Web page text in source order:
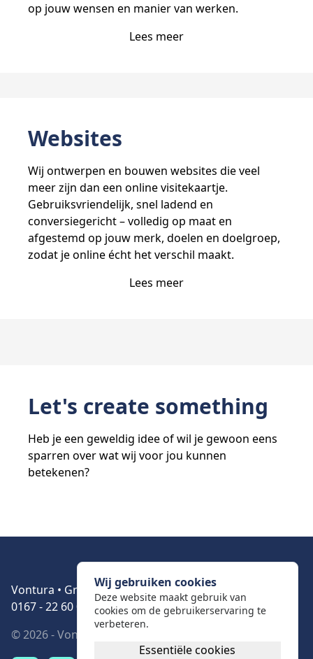
op jouw wensen en manier van werken.
Lees meer
Websites
Wij ontwerpen en bouwen websites die veel
meer zijn dan een online visitekaartje.
Gebruiksvriendelijk, snel ladend en
conversiegericht – volledig op maat en
afgestemd op jouw merk, doelen en doelgroep,
zodat je online écht het verschil maakt.
Lees meer
Let's create something
Heb je een geweldig idee of wil je gewoon eens
sparren over wat wij voor jou kunnen
betekenen?
Vontura • Grote Kerkstraat 21 • 4651BA Steenbergen •
0167 - 22 60 04
© 2026 - Vontura.
Wij gebruiken cookies
Deze website maakt gebruik van
cookies om de gebruikerservaring te
verbeteren.
Essentiële cookies